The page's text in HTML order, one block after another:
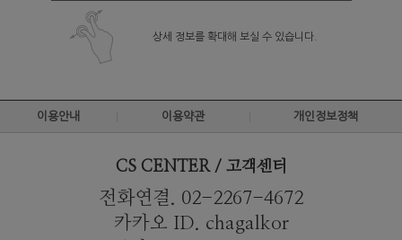
상세 정보를 확대해 보실 수 있습니다.
이용안내 이용약관 개인정보정책
CS CENTER / 고객센터
전화연결. 02-2267-4672
카카오 ID. chagalkor